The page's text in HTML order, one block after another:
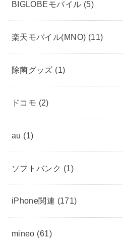
BIGLOBEモバイル (5)
楽天モバイル(MNO) (11)
除菌グッズ (1)
ドコモ (2)
au (1)
ソフトバンク (1)
iPhone関連 (171)
mineo (61)